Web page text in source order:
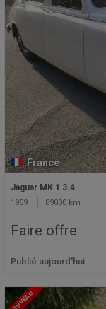
France
Jaguar MK 1 3.4
1959 89000 km
Faire offre
Publié aujourd'hui
NOUVEAU